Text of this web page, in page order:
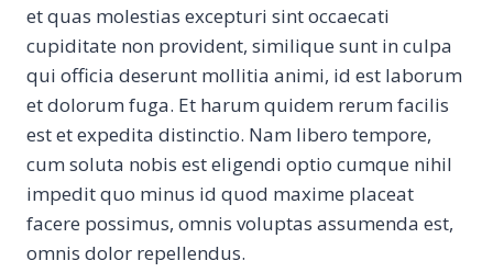
et quas molestias excepturi sint occaecati
cupiditate non provident, similique sunt in culpa
qui officia deserunt mollitia animi, id est laborum
et dolorum fuga. Et harum quidem rerum facilis
est et expedita distinctio. Nam libero tempore,
cum soluta nobis est eligendi optio cumque nihil
impedit quo minus id quod maxime placeat
facere possimus, omnis voluptas assumenda est,
omnis dolor repellendus.